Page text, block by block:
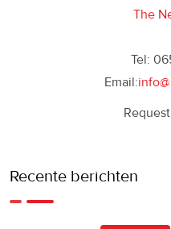
The
Tel:
Email:
Recente berichten